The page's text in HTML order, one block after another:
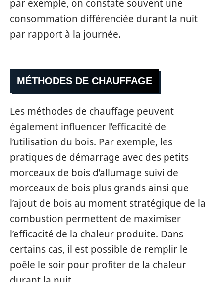
par exemple, on constate souvent une
consommation différenciée durant la nuit
par rapport à la journée.
MÉTHODES DE CHAUFFAGE
Les méthodes de chauffage peuvent
également influencer l’efficacité de
l’utilisation du bois. Par exemple, les
pratiques de démarrage avec des petits
morceaux de bois d’allumage suivi de
morceaux de bois plus grands ainsi que
l’ajout de bois au moment stratégique de la
combustion permettent de maximiser
l’efficacité de la chaleur produite. Dans
certains cas, il est possible de remplir le
poêle le soir pour profiter de la chaleur